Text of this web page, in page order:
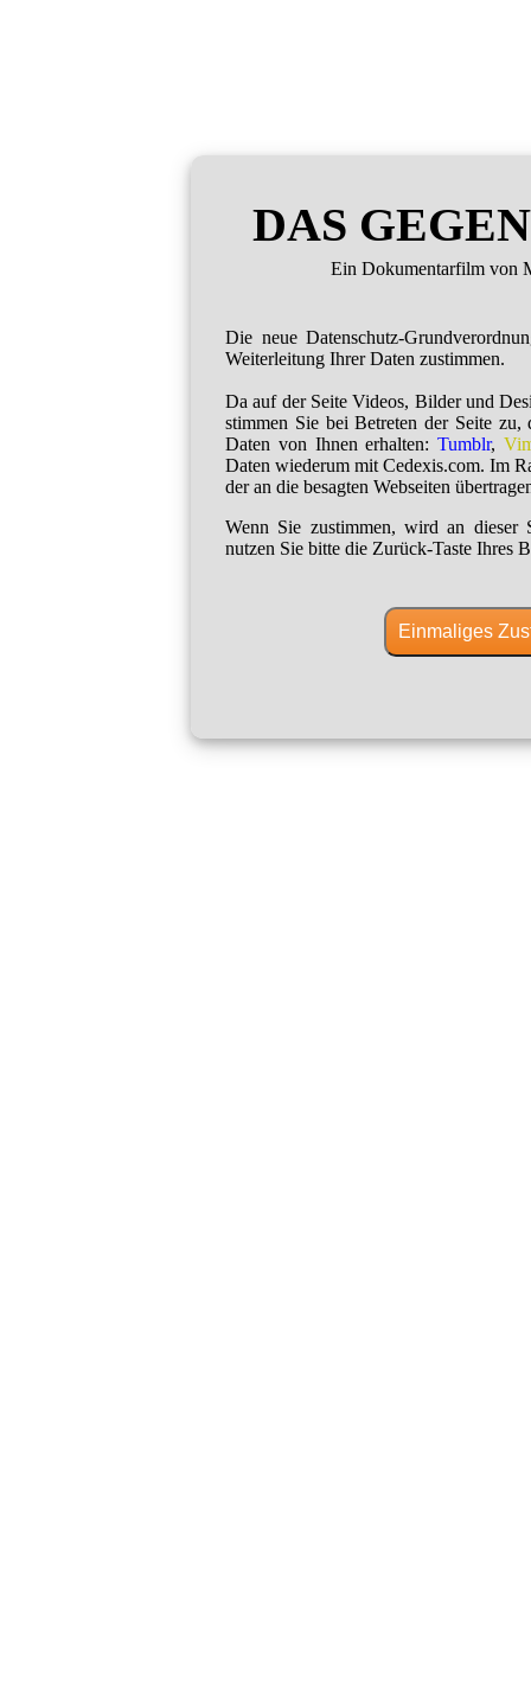
DAS
Ein Dokumentarfilm von
Die neue Datenschutz-
Weiterleitung Ihrer Daten zustimmen.
Da auf der Seite Videos, Bilder und
stimmen Sie bei Betreten der Seite zu,
Daten von Ihnen erhalten:Tumblr,
Daten wiederum mit Cedexis.com. Im
der an die besagten Webseiten
Wenn Sie zustimmen, wird an dieser
nutzen Sie bitte die Zurück-Taste Ihres
Einmaliges